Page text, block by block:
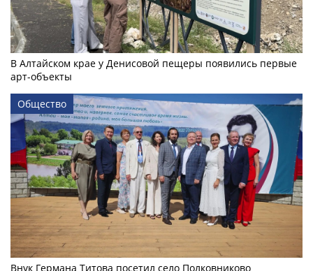
В Алтайском крае у Денисовой пещеры появились первые
арт-объекты
Общество
Внук Германа Титова посетил село Полковниково